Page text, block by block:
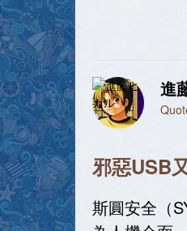
進
邪惡USB
斯圓安全（